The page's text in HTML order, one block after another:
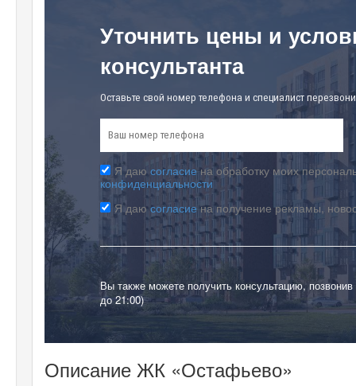
Уточнить цены и
консультанта
Оставьте свой номер телефона и специалист
Я даюсогласиена обработку моих
конфиденциальности
Я даюсогласиена получение рекламы,
Вы также можете получить консультацию,
до 21:00)
Описание ЖК «Остафьево»